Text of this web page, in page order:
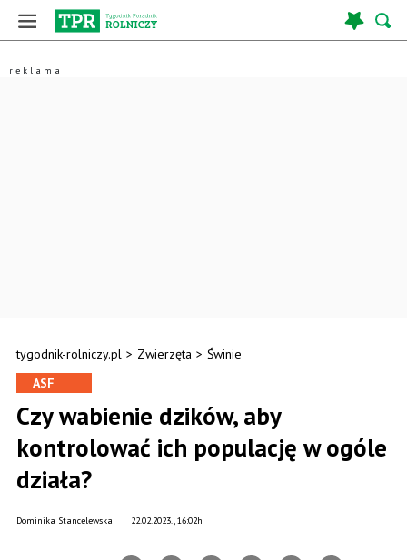
tygodnik-rolniczy.pl > Zwierzęta > Świnie
ASF
Czy wabienie dzików, aby
kontrolować ich populację w ogóle
działa?
22.02.2023., 16:02h
Dominika Stancelewska